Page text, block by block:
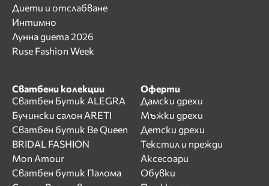
Диети и отслабване
Интимно
Лунна диета 2026
Ruse Fashion Week
Сватбени колекции
Сватбен Бутик ALEGRA
Бучински салон ARETI
Сватбен бутик Be Queen
BRIDAL FASHION
Mon Amour
Сватбен бутик Палома
Оферти
Дамски дрехи
Мъжки дрехи
Детски дрехи
Текстил и прежди
Аксесоари
Обувки